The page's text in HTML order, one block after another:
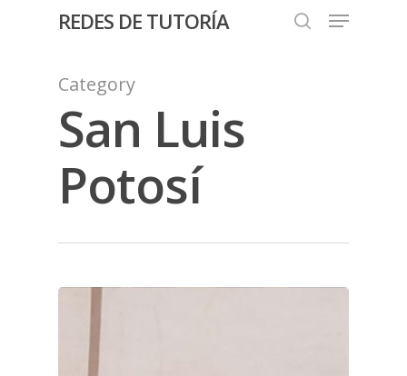
Hit enter to search or ESC to close
REDES DE TUTORÍA
Category
San Luis
Potosí